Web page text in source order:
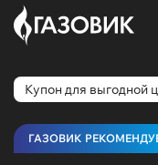
Купон для выгодной
ГАЗОВИК